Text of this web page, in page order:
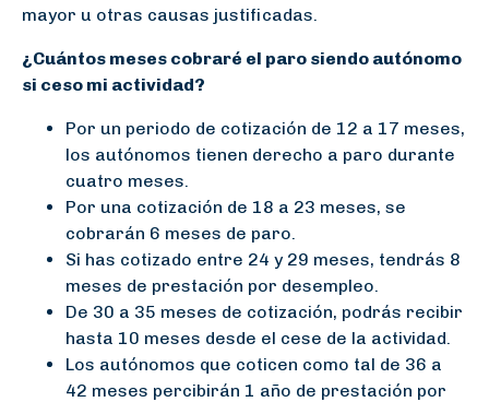
mayor u otras causas justificadas.
¿Cuántos meses cobraré el paro siendo autónomo
si ceso mi actividad?
Por un periodo de cotización de 12 a 17 meses,
los autónomos tienen derecho a paro durante
cuatro meses.
Por una cotización de 18 a 23 meses, se
cobrarán 6 meses de paro.
Si has cotizado entre 24 y 29 meses, tendrás 8
meses de prestación por desempleo.
De 30 a 35 meses de cotización, podrás recibir
hasta 10 meses desde el cese de la actividad.
Los autónomos que coticen como tal de 36 a
42 meses percibirán 1 año de prestación por